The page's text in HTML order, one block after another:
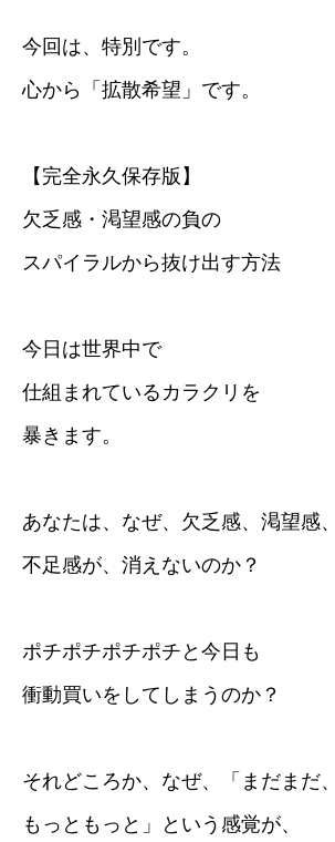
今回は、特別です。
心から「拡散希望」です。
【完全永久保存版】
欠乏感・渇望感の負の
スパイラルから抜け出す方法
今日は世界中で
仕組まれているカラクリを
暴きます。
あなたは、なぜ、欠乏感、渇望感、
不足感が、消えないのか？
ポチポチポチポチと今日も
衝動買いをしてしまうのか？
それどころか、なぜ、「まだまだ、
もっともっと」という感覚が、